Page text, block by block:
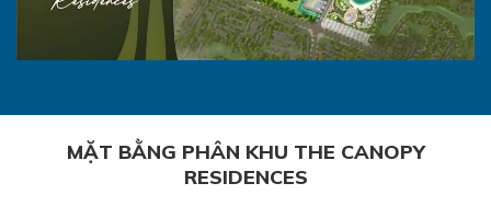
MẶT BẰNG PHÂN KHU THE CANOPY
RESIDENCES